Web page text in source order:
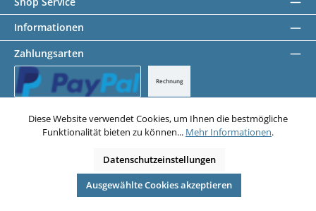
Informationen
Zahlungsarten
Rechnung
Datenschutz AGB Impressum
Alle Preise exkl. gesetzl. Mehrwertsteuer zzgl.Versandkosten
© 2026 Abstandsbolzen Shop - Alle Rechte vorbehalten. Theme by
Diese Website verwendet Cookies, um Ihnen die bestmögliche
Funktionalität bieten zu können... Mehr Informationen.
Datenschutzeinstellungen
Ausgewählte Cookies akzeptieren